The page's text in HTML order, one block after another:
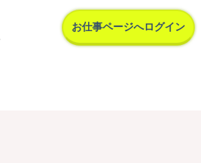
お仕事ページへログイン